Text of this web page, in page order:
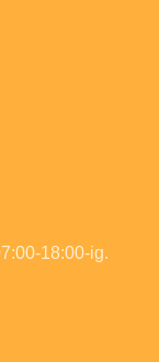
18:00-ig.